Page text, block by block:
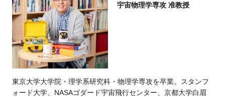
宇宙物理学専攻 准教授
東京大学大学院・理学系研究科・物理学専攻を卒業。スタンフ
ォード大学、NASAゴダード宇宙飛行センター、京都大学白眉